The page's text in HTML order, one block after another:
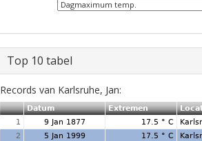
Top 10 tabel
Records van Karlsruhe, Jan:
Datum Extremen
1
9 Jan 1877 17.5 ° C
2
5 Jan 1999 17.5 ° C